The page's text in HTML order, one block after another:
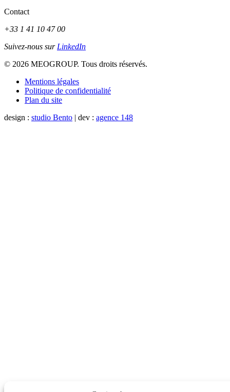
Contact
+33 1 41 10 47 00
Suivez-nous sur LinkedIn
© 2026 MEOGROUP. Tous droits réservés.
Mentions légales
Politique de confidentialité
Plan du site
design : studio Bento | dev : agence 148